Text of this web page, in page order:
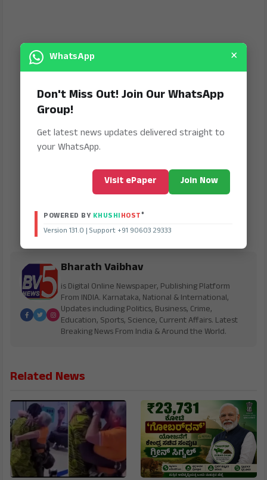
Bharath Vaibhav
is Digital Online Newspaper, Publishing Platform
From INDIA. Karnataka, National & International,
Updates including Politics, Business, Crime,
Education, Sports, Science, Current Affairs. Latest
Breaking News From India & Around the World.
Related News
WhatsApp ×
Don't Miss Out! Join Our WhatsApp
Group!
Get latest news updates delivered straight to
your WhatsApp.
Visit ePaper Join Now
POWERED BY KHUSHIHOST®
Version 131.0 | Support +91 90603 29333